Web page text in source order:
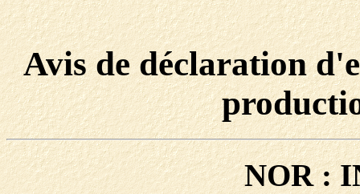
Avis de déclaration
NOR :